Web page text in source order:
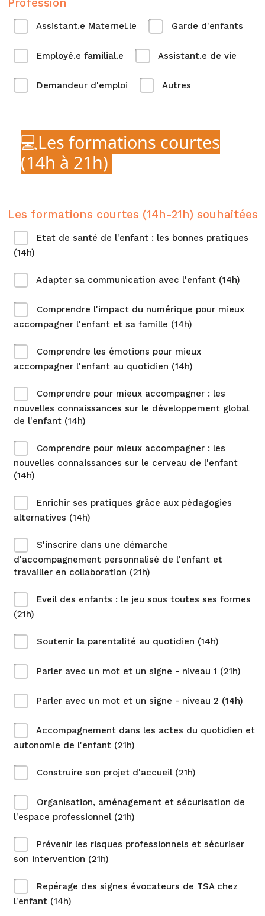
Assistant.e Maternel.le Garde d'enfants
Employé.e familial.e Assistant.e de vie
Demandeur d'emploi Autres
💻Les formations courtes
(14h à 21h)
Les formations courtes (14h-21h) souhaitées
Etat de santé de l'enfant : les bonnes pratiques
(14h)
Adapter sa communication avec l'enfant (14h)
Comprendre l'impact du numérique pour mieux
accompagner l'enfant et sa famille (14h)
Comprendre les émotions pour mieux
accompagner l'enfant au quotidien (14h)
Comprendre pour mieux accompagner : les
nouvelles connaissances sur le développement global
de l'enfant (14h)
Comprendre pour mieux accompagner : les
nouvelles connaissances sur le cerveau de l'enfant
(14h)
Enrichir ses pratiques grâce aux pédagogies
alternatives (14h)
S'inscrire dans une démarche
d'accompagnement personnalisé de l'enfant et
travailler en collaboration (21h)
Eveil des enfants : le jeu sous toutes ses formes
(21h)
Soutenir la parentalité au quotidien (14h)
Parler avec un mot et un signe - niveau 1 (21h)
Parler avec un mot et un signe - niveau 2 (14h)
Accompagnement dans les actes du quotidien et
autonomie de l'enfant (21h)
Construire son projet d'accueil (21h)
Organisation, aménagement et sécurisation de
l'espace professionnel (21h)
Prévenir les risques professionnels et sécuriser
son intervention (21h)
Repérage des signes évocateurs de TSA chez
l'enfant (14h)